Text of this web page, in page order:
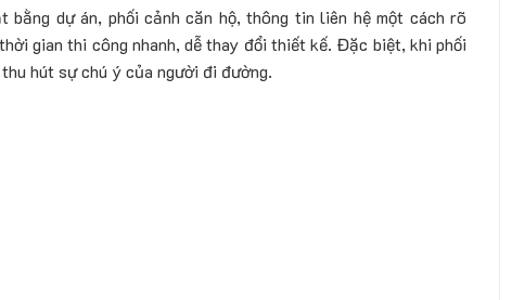
dự án, phối cảnh căn hộ, thông tin liên hệ một cách rõ
gian thi công nhanh, dễ thay đổi thiết kế. Đặc biệt, khi phối
hút sự chú ý của người đi đường.